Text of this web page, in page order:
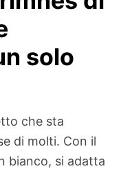
solo
che sta
di molti. Con il
bianco, si adatta